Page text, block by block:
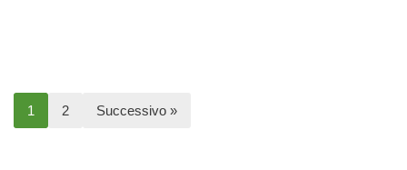
1 2 Successivo »